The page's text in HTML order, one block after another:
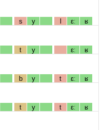
s y l ɛː ʁ
t y ɛː ʁ
b y t ɛː ʁ
t y t ɛː ʁ